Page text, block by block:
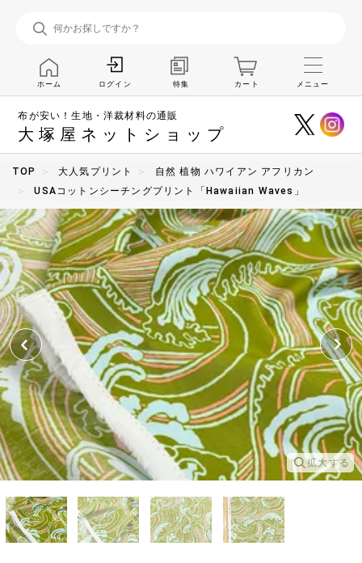
布が安い！生地・洋裁材料の通販
大塚屋ネットショップ
ホーム ログイン 特集 カート メニュー
TOP 大人気プリント
自然 植物 ハワイアン アフリカン
USAコットンシーチングプリント「Hawaiian Waves」
拡大する